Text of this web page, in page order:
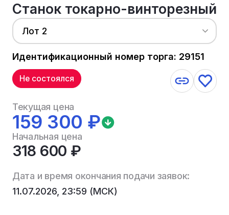
Станок токарно-винторезный
Лот 2
Идентификационный номер торга: 29151
Не состоялся
Текущая цена
159 300 ₽
Начальная цена
318 600 ₽
Дата и время окончания подачи заявок:
11.07.2026, 23:59 (МСК)